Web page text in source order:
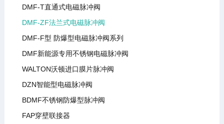
DMF-T直通式电磁脉冲阀
DMF-ZF法兰式电磁脉冲阀
DMF-F型 防爆型电磁脉冲阀系列
DMF新能源专用不锈钢电磁脉冲阀
WALTON沃顿进口膜片脉冲阀
DZN智能型电磁脉冲阀
BDMF不锈钢防爆型脉冲阀
FAP穿壁联接器